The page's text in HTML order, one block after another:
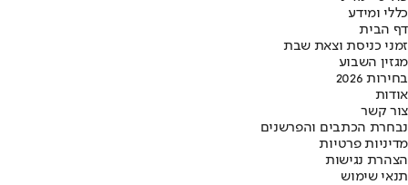
כללי ומידע
דף הבית
זמני כניסת וצאת שבת
מגזין השבוע
בחירות 2026
אודות
צור קשר
נבחרת הכתבים והפרשנים
מדיניות פרטיות
הצהרת נגישות
תנאי שימוש